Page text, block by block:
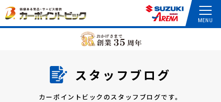
スタッフブログ
カーポイントビックのスタッフブログです。